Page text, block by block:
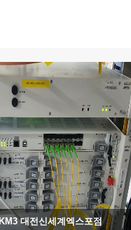
대전신세계엑스포점